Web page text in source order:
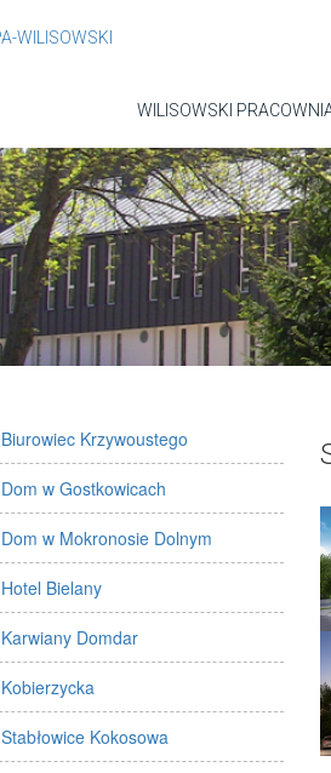
WILISOWSKI
Biurowiec Krzywoustego
Dom w Gostkowicach
Dom w Mokronosie Dolnym
Hotel Bielany
Karwiany Domdar
Kobierzycka
Stabłowice Kokosowa